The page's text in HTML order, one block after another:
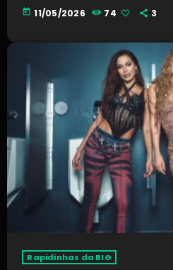
today 11/05/2026 74 3
Rapidinhas da BIG